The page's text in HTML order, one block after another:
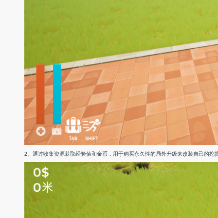
2、通过收集资源获取经验值和金币，用于购买永久性的局外升级来改装自己的挖